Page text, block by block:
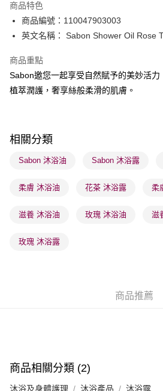
PayMe
WeChat Pay
BoC Pay
送貨方式
每筆HK$65.00，滿HK$300.00或以上免
確認發貨後1-3 工作天送達，訂單將隨機
每筆HK$65.00，滿HK$300.00或以上免
(香港門市) 只顯示可選門市。確認發貨
(澳門門市) 只顯示可選門市。確認發貨
商品特色
商品編號：110047903003
英文名稱： Sabon Shower Oil Rose
商品重點
Sabon邀您一起享受自然賦予的美妙活
植萃潤護，奢享絲般柔滑的肌膚。
相關分類
Sabon 沐浴油 Sabon 沐浴露
柔膚 沐浴油 花茶 沐浴露 柔
滋養 沐浴油 玫瑰 沐浴油 滋
玫瑰 沐浴露
商品推薦
商品相關分類 (2)
沐浴及身體護理 沐浴產品 沐浴露